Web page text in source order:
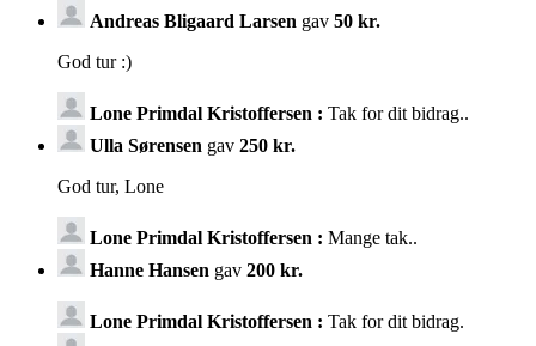
Andreas Bligaard Larsen gav 50 kr.
God tur :)
Lone Primdal Kristoffersen : Tak for dit bidrag..
Ulla Sørensen gav 250 kr.
God tur, Lone
Lone Primdal Kristoffersen : Mange tak..
Hanne Hansen gav 200 kr.
Lone Primdal Kristoffersen : Tak for dit bidrag.